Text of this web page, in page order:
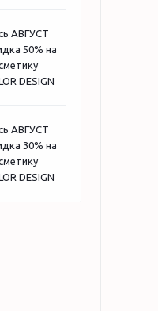
АВГУСТ
50% на
DESIGN
АВГУСТ
30% на
DESIGN